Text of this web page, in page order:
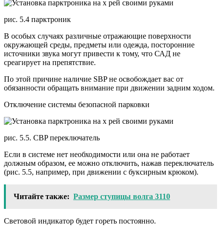
рис. 5.4 парктроник
В особых случаях различные отражающие поверхности
окружающей среды, предметы или одежда, посторонние
источники звука могут привести к тому, что САД не
среагирует на препятствие.
По этой причине наличие SBP не освобождает вас от
обязанности обращать внимание при движении задним ходом.
Отключение системы безопасной парковки
рис. 5.5. CBP переключатель
Если в системе нет необходимости или она не работает
должным образом, ее можно отключить, нажав переключатель
(рис. 5.5, например, при движении с буксирным крюком).
Читайте также: Размер ступицы волга 3110
Световой индикатор будет гореть постоянно.